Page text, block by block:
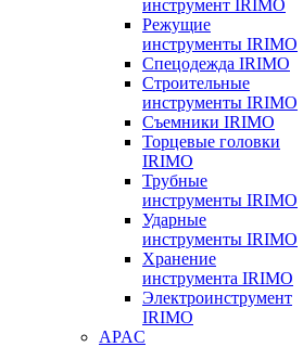
инструмент IRIMO
Режущие
инструменты IRIMO
Спецодежда IRIMO
Строительные
инструменты IRIMO
Съемники IRIMO
Торцевые головки
IRIMO
Трубные
инструменты IRIMO
Ударные
инструменты IRIMO
Хранение
инструмента IRIMO
Электроинструмент
IRIMO
APAC